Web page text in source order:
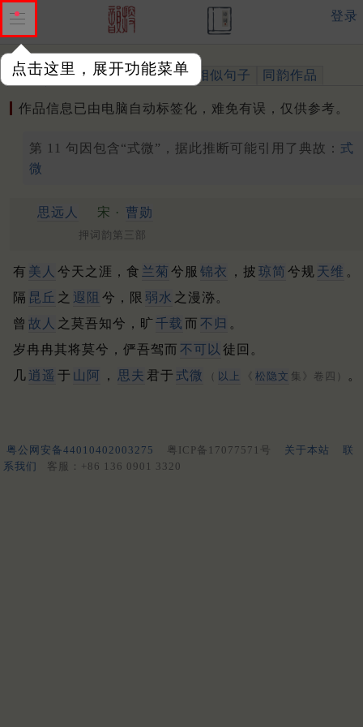
点击这里，展开功能菜单
登录
作品 标注四声 出处、引用 相似句子 同韵作品
作品信息已由电脑自动标签化，难免有误，仅供参考。
第 11 句因包含“式微”，据此推断可能引用了典故： 式
微
思远人 宋 · 曹勋
押词韵第三部
有 美人 兮天之涯，食 兰菊 兮服 锦衣 ，披 琼简 兮规 天维 。
隔 昆丘 之 遐阻 兮，限 弱水 之漫㳽。
曾 故人 之莫吾知兮，旷千载 而 不归 。
岁冉冉其将莫兮，俨吾驾而 不可以 徒回。
几 逍遥 于 山阿 ， 思夫 君于 式微 （ 以上 松 隐文 集》卷四） 。
粤公网安备44010402003275 粤ICP备17077571号 关于本站
联
系我们
客服：+86 136 0901 3320